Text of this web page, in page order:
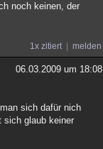
noch keinen, der
1x zitiert melden
06.03.2009 um 18:08
sich dafür nich
sich glaub keiner